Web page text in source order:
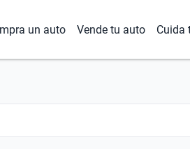
un auto Vende tu auto Cuida